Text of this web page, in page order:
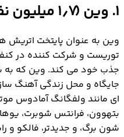
1. وین (۱٫۷ میلیون نفر)
توریست و شرکت کننده در
جذب خود می کند. وین که
جایگاه و محل زندگی آهنگ
ای مانند ولفگانگ آمادوس
بتهوون، فرانتس شوبرت،
شون برگ، و جدیدتر، فالکو و